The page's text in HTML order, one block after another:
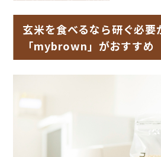
玄米を食べるなら研ぐ必要
「mybrown」がおすすめ